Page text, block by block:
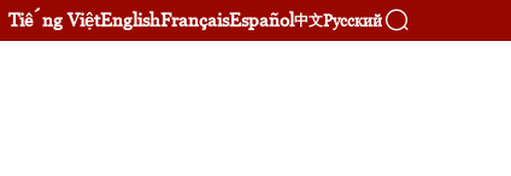
Tiếng ViệtEnglishFrançaisEspañol中文Русский